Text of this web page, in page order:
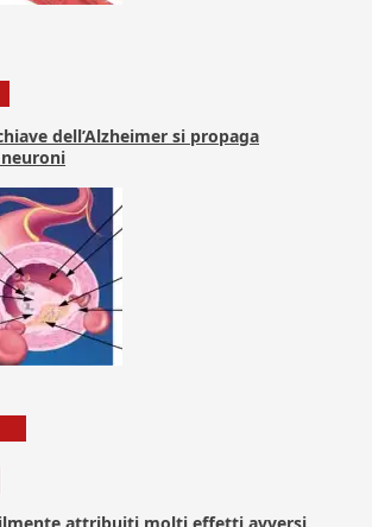
dell’Alzheimer si propaga
attribuiti molti effetti avversi,